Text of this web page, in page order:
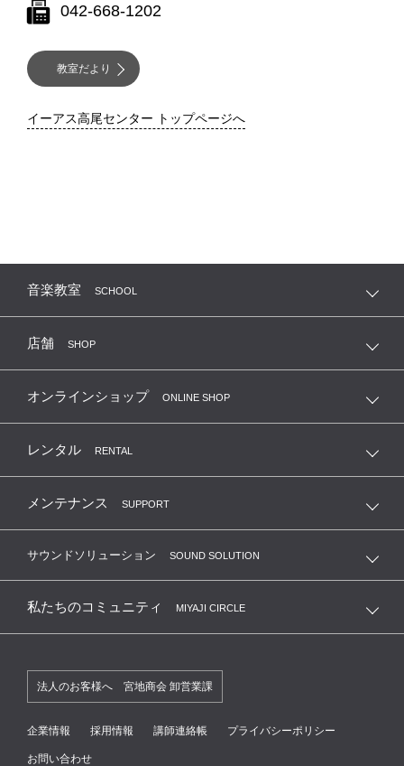
042-668-1202
教室だより
イーアス高尾センター トップページへ
音楽教室 SCHOOL
店舗 SHOP
オンラインショップ ONLINE SHOP
レンタル RENTAL
メンテナンス SUPPORT
サウンドソリューション SOUND SOLUTION
私たちのコミュニティ MIYAJI CIRCLE
法人のお客様へ 宮地商会 卸営業課
企業情報 採用情報 講師連絡帳 プライバシーポリシー
お問い合わせ